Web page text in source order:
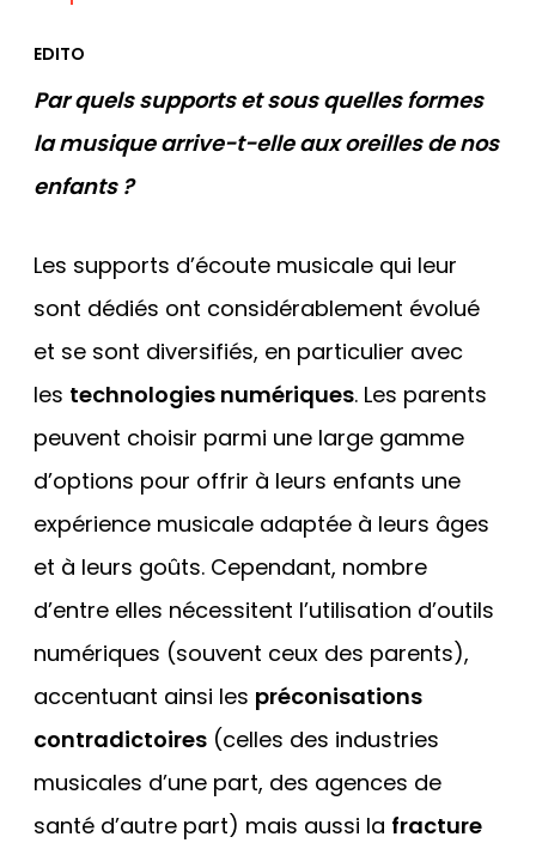
EDITO
Par quels supports et sous quelles formes
la musique arrive-t-elle aux oreilles de nos
enfants ?
Les supports d’écoute musicale qui leur
sont dédiés ont considérablement évolué
et se sont diversifiés, en particulier avec
les technologies numériques. Les parents
peuvent choisir parmi une large gamme
d’options pour offrir à leurs enfants une
expérience musicale adaptée à leurs âges
et à leurs goûts. Cependant, nombre
d’entre elles nécessitent l’utilisation d’outils
numériques (souvent ceux des parents),
accentuant ainsi les préconisations
contradictoires (celles des industries
musicales d’une part, des agences de
santé d’autre part) mais aussi la fracture